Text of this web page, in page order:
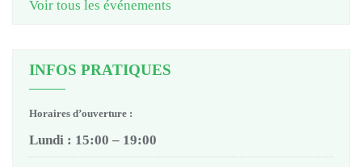
Voir tous les événements
INFOS PRATIQUES
Horaires d’ouverture :
Lundi : 15:00 – 19:00